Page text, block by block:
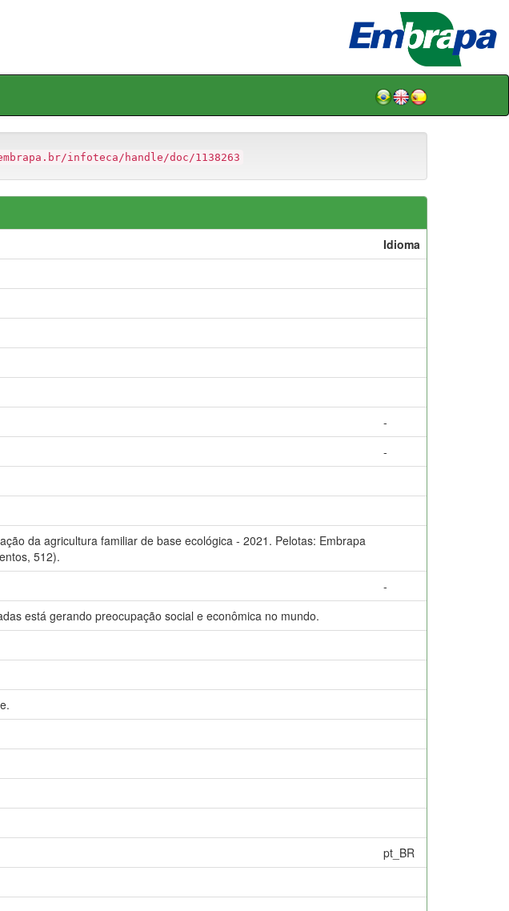
infoteca/handle/doc/1138263
Idioma
-
-
da agricultura familiar de base ecológica - 2021. Pelotas: Embrapa
512).
-
está gerando preocupação social e econômica no mundo.
pt_BR